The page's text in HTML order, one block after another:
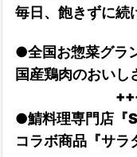
毎日、飽きずに続
●全国お惣菜グラ
国産鶏肉のおい
●鯖料理専門店『
コラボ商品『サラ